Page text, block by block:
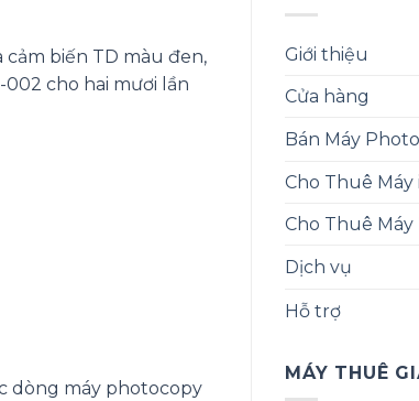
cảm biến TD màu đen,
cho hai mươi lần
dòng máy photocopy
Giới thiệu
Cửa hàng
Bán Máy
Cho Thuê Máy
Cho Thuê
Dịch vụ
Hỗ trợ
MÁY THUÊ